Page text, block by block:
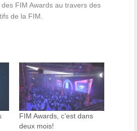
FIM Awards au travers des
de la FIM.
FIM Awards, c’est dans
deux mois!